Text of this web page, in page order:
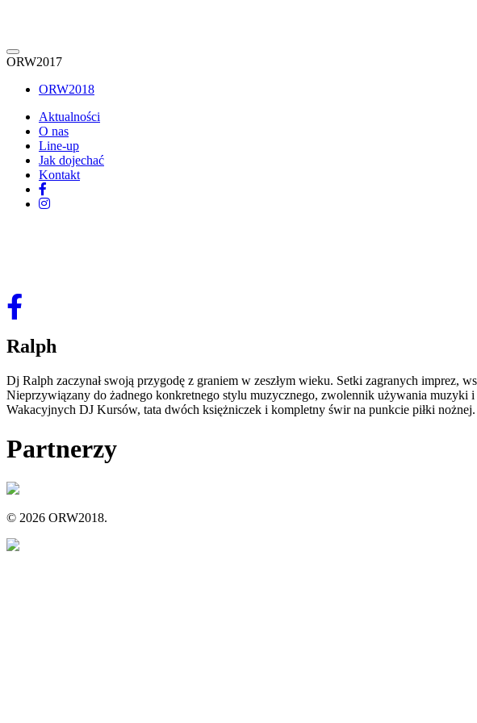
ORW2017
ORW2018
Aktualności
O nas
Line-up
Jak dojechać
Kontakt
Ralph
Dj Ralph zaczynał swoją przygodę z graniem w zeszłym wieku. Setki zagranych
Nieprzywiązany do żadnego konkretnego stylu muzycznego, zwolennik używania
Wakacyjnych DJ Kursów, tata dwóch księżniczek i kompletny świr na punkcie piłki nożnej.
Partnerzy
© 2026 ORW2018.